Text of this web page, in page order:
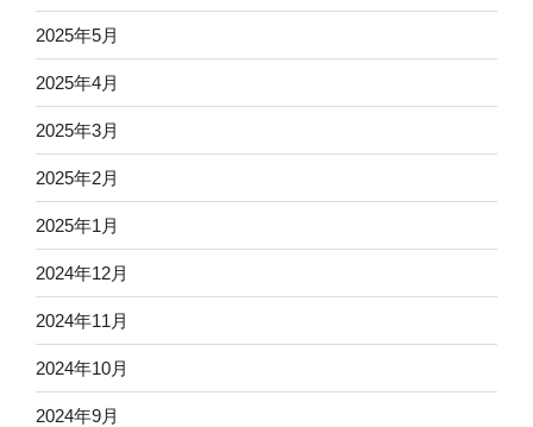
2025年5月
2025年4月
2025年3月
2025年2月
2025年1月
2024年12月
2024年11月
2024年10月
2024年9月